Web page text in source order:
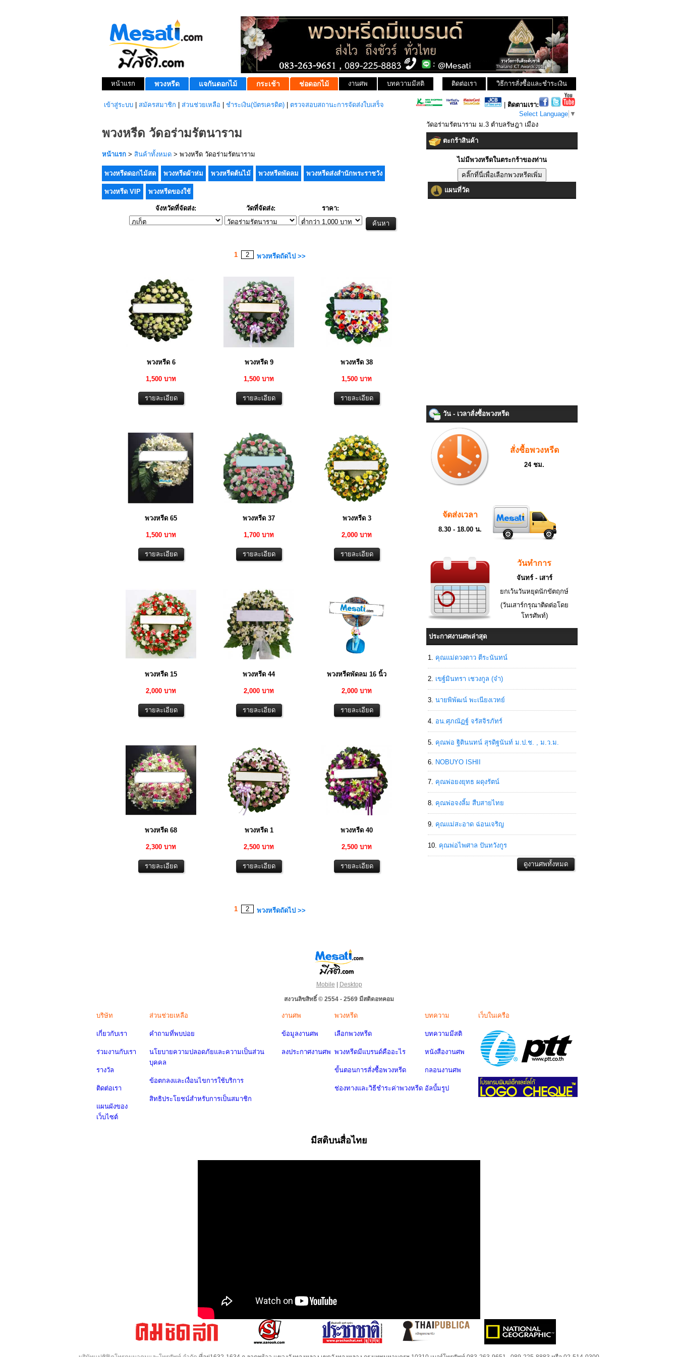
หน้าแรก พวงหรีด แจกันดอกไม้ กระเช้า ช่อดอกไม้ งานศพ บทความมีสติ วิธีการสั่งซื้อและชำระเงิน
ติดต่อเรา
เข้าสู่ระบบ สมัครสมาชิก ส่วนช่วยเหลือ ชำระเงิน(บัตรเครดิต) ตรวจสอบสถานะการจัดส่งใบเสร็จ
ติดตามเรา:
Select Language ▼
พวงหรีด วัดอร่ามรัตนาราม
หน้าแรก > สินค้าทั้งหมด > พวงหรีด วัดอร่ามรัตนาราม
พวงหรีดดอกไม้สด พวงหรีดผ้าห่ม พวงหรีดต้นไม้ พวงหรีดพัดลม พวงหรีดส่งสำนักพระราชวัง
พวงหรีด VIP พวงหรีดของใช้
จังหวัดที่จัดส่ง: วัดที่จัดส่ง: ราคา:
1 2 พวงหรีดถัดไป >>
พวงหรีด 6
1,500 บาท
พวงหรีด 9
1,500 บาท
พวงหรีด 38
1,500 บาท
พวงหรีด 65
1,500 บาท
พวงหรีด 37
1,700 บาท
พวงหรีด 3
2,000 บาท
พวงหรีด 15
2,000 บาท
พวงหรีด 44
2,000 บาท
พวงหรีดพัดลม 16 นิ้ว
2,000 บาท
พวงหรีด 68
2,300 บาท
พวงหรีด 1
2,500 บาท
พวงหรีด 40
2,500 บาท
1 2 พวงหรีดถัดไป >>
วัดอร่ามรัตนาราม ม.3 ตำบลรัษฎา เมือง
ตะกร้าสินค้า
ไม่มีพวงหรีดในตระกร้าของท่าน
แผนที่วัด
วัน - เวลาสั่งซื้อพวงหรีด
สั่งซื้อพวงหรีด
24 ชม.
จัดส่งเวลา
8.30 - 18.00 น.
วันทำการ
จันทร์ - เสาร์
ยกเว้นวันหยุดนักขัตฤกษ์
(วันเสาร์กรุณาติดต่อโดย
โทรศัพท์)
ประกาศงานศพล่าสุด
คุณแม่ดวงดาว ตีระนันทน์
เขฐ์มินทรา เชวงกูล (จ๋า)
นายพิพัฒน์ พะเนียงเวทย์
อน.ศุภณัฏฐ์ จรัสจิรภัทร์
คุณพ่อ ฐิตินนทน์ สุรดิฐนันท์ ม.ป.ช. , ม.ว.ม.
NOBUYO ISHII
คุณพ่อยงยุทธ ผดุงรัตน์
คุณพ่อจงลิ้ม สืบสายไทย
คุณแม่สะอาด ฉ่อนเจริญ
คุณพ่อไพศาล ปันทวังกูร
Mobile | Desktop
สงวนลิขสิทธิ์ © 2554 - 2569 มีสติดอทคอม
บริษัท
เกี่ยวกับเรา
ร่วมงานกับเรา
รางวัล
ติดต่อเรา
แผนผังของ
เว็บไซต์
ส่วนช่วยเหลือ
คำถามที่พบบ่อย
นโยบายความปลอดภัยและความเป็นส่วน
บุคคล
ข้อตกลงและเงื่อนไขการใช้บริการ
สิทธิประโยชน์สำหรับการเป็นสมาชิก
งานศพ
ข้อมูลงานศพ
ลงประกาศงานศพ
พวงหรีด
เลือกพวงหรีด
พวงหรีดมีแบรนด์คืออะไร
ขั้นตอนการสั่งซื้อพวงหรีด
ช่องทางและวิธีชำระค่าพวงหรีด
บทความ
บทความมีสติ
หนังสืองานศพ
กลอนงานศพ
อัลบั้มรูป
เว็บในเครือ
มีสติบนสื่อไทย